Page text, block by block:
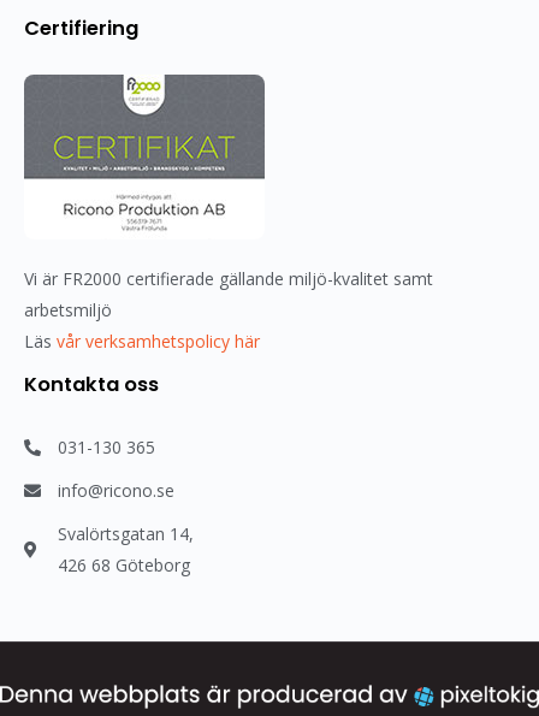
Certifiering
Vi är FR2000 certifierade gällande miljö-kvalitet samt
arbetsmiljö
Läs vår verksamhetspolicy här
Kontakta oss
031-130 365
info@ricono.se
Svalörtsgatan 14,
426 68 Göteborg